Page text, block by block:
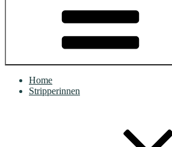
Home
Stripperinnen